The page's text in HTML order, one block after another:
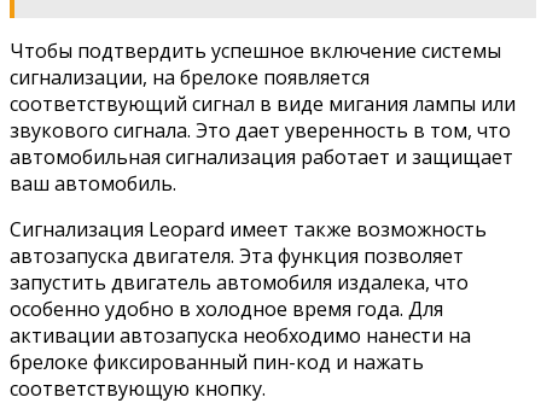
Чтобы подтвердить успешное включение системы
сигнализации, на брелоке появляется
соответствующий сигнал в виде мигания лампы или
звукового сигнала. Это дает уверенность в том, что
автомобильная сигнализация работает и защищает
ваш автомобиль.
Сигнализация Leopard имеет также возможность
автозапуска двигателя. Эта функция позволяет
запустить двигатель автомобиля издалека, что
особенно удобно в холодное время года. Для
активации автозапуска необходимо нанести на
брелоке фиксированный пин-код и нажать
соответствующую кнопку.